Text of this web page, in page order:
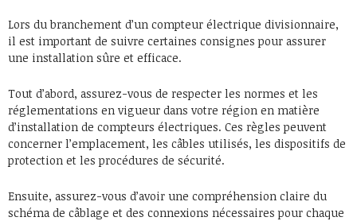
Lors du branchement d’un compteur électrique divisionnaire,
il est important de suivre certaines consignes pour assurer
une installation sûre et efficace.
Tout d’abord, assurez-vous de respecter les normes et les
réglementations en vigueur dans votre région en matière
d’installation de compteurs électriques. Ces règles peuvent
concerner l’emplacement, les câbles utilisés, les dispositifs de
protection et les procédures de sécurité.
Ensuite, assurez-vous d’avoir une compréhension claire du
schéma de câblage et des connexions nécessaires pour chaque